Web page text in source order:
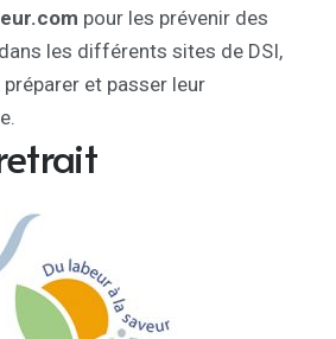
pour les prévenir des
les différents sites de DSI,
et passer leur